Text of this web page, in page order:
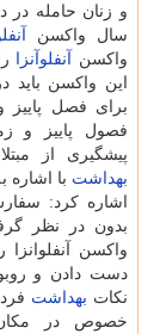
و زنان حامله در
سال واكسن
واكسن آنفلوآنزا
این واكسن باید
برای فصل
فصول پاییز و
پیشگیری از
بهداشت با اشاره
اشاره كرد:
بدون در نظر
واكسن
دست دادن و
نكات بهداشت
خصوص در مكان